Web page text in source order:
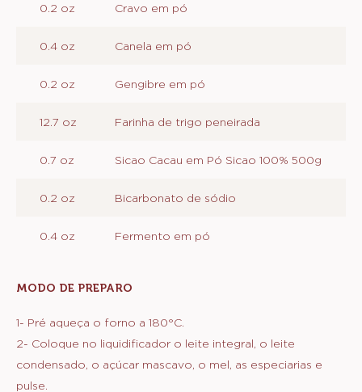
0.2 oz Cravo em pó
0.4 oz Canela em pó
0.2 oz Gengibre em pó
12.7 oz Farinha de trigo peneirada
0.7 oz Sicao Cacau em Pó Sicao 100% 500g
0.2 oz Bicarbonato de sódio
0.4 oz Fermento em pó
MODO DE PREPARO
1- Pré aqueça o forno a 180°C.
2- Coloque no liquidificador o leite integral, o leite
condensado, o açúcar mascavo, o mel, as especiarias e
pulse.